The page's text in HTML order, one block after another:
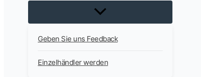
Geben Sie uns Feedback
Einzelhändler werden